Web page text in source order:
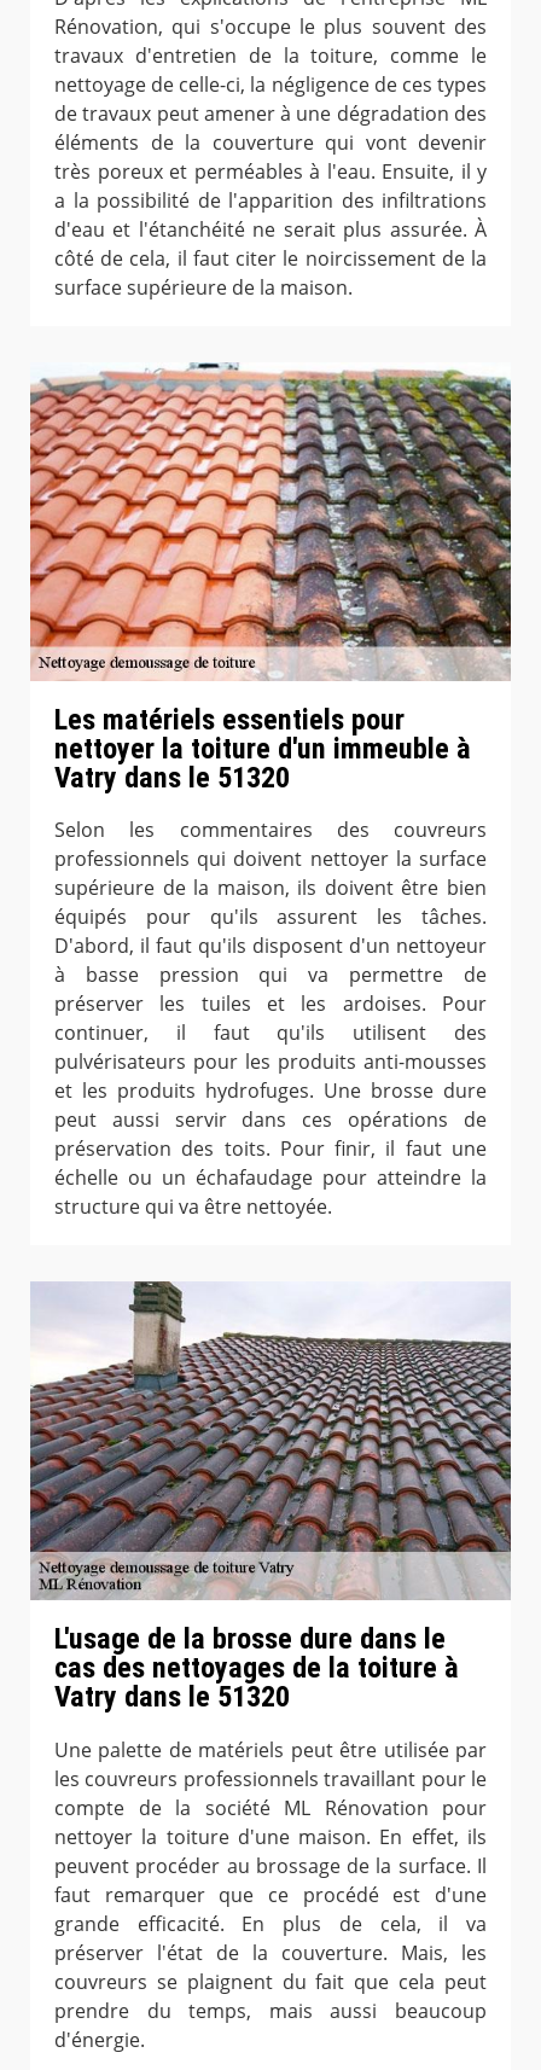
Rénovation, qui s'occupe le plus souvent des
travaux d'entretien de la toiture, comme le
nettoyage de celle-ci, la négligence de ces types
de travaux peut amener à une dégradation des
éléments de la couverture qui vont devenir
très poreux et perméables à l'eau. Ensuite, il y
a la possibilité de l'apparition des infiltrations
d'eau et l'étanchéité ne serait plus assurée. À
côté de cela, il faut citer le noircissement de la
surface supérieure de la maison.
Les matériels essentiels pour
nettoyer la toiture d'un immeuble à
Vatry dans le 51320
Selon les commentaires des couvreurs
professionnels qui doivent nettoyer la surface
supérieure de la maison, ils doivent être bien
équipés pour qu'ils assurent les tâches.
D'abord, il faut qu'ils disposent d'un nettoyeur
à basse pression qui va permettre de
préserver les tuiles et les ardoises. Pour
continuer, il faut qu'ils utilisent des
pulvérisateurs pour les produits anti-mousses
et les produits hydrofuges. Une brosse dure
peut aussi servir dans ces opérations de
préservation des toits. Pour finir, il faut une
échelle ou un échafaudage pour atteindre la
structure qui va être nettoyée.
L'usage de la brosse dure dans le
cas des nettoyages de la toiture à
Vatry dans le 51320
Une palette de matériels peut être utilisée par
les couvreurs professionnels travaillant pour le
compte de la société ML Rénovation pour
nettoyer la toiture d'une maison. En effet, ils
peuvent procéder au brossage de la surface. Il
faut remarquer que ce procédé est d'une
grande efficacité. En plus de cela, il va
préserver l'état de la couverture. Mais, les
couvreurs se plaignent du fait que cela peut
prendre du temps, mais aussi beaucoup
d'énergie.